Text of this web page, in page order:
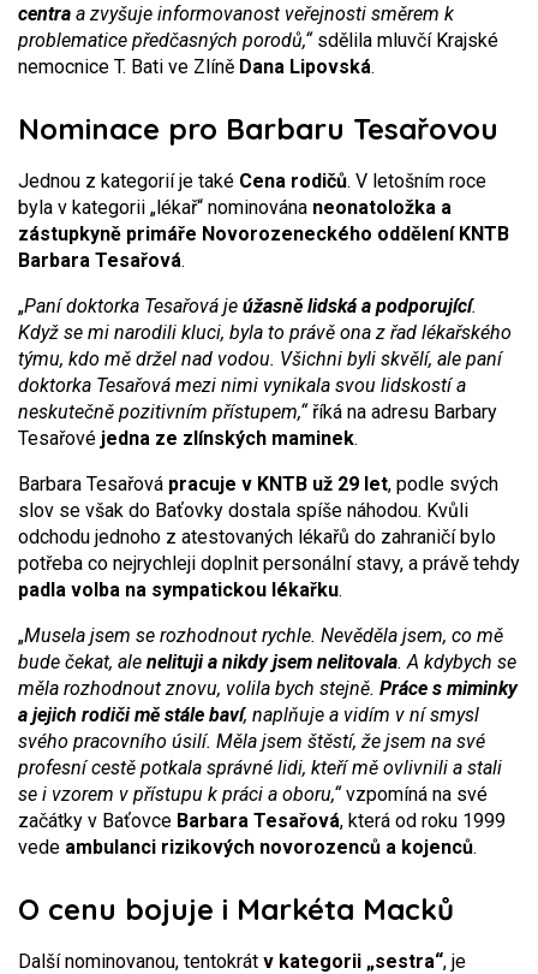
centra a zvyšuje informovanost veřejnosti směrem k
problematice předčasných porodů,“sdělila mluvčí Krajské
nemocnice T. Bati ve Zlíně Dana Lipovská.
Nominace pro Barbaru Tesařovou
Jednou z kategorií je také Cena rodičů. V letošním roce
byla v kategorii „lékař“ nominována neonatoložka a
zástupkyně primáře Novorozeneckého oddělení KNTB
Barbara Tesařová.
„Paní doktorka Tesařová je úžasně lidská a podporující.
Když se mi narodili kluci, byla to právě ona z řad lékařského
týmu, kdo mě držel nad vodou. Všichni byli skvělí, ale paní
doktorka Tesařová mezi nimi vynikala svou lidskostí a
neskutečně pozitivním přístupem,“říká na adresu Barbary
Tesařové jedna ze zlínských maminek.
Barbara Tesařová pracuje v KNTB už 29 let, podle svých
slov se však do Baťovky dostala spíše náhodou. Kvůli
odchodu jednoho z atestovaných lékařů do zahraničí bylo
potřeba co nejrychleji doplnit personální stavy, a právě tehdy
padla volba na sympatickou lékařku.
„Musela jsem se rozhodnout rychle. Nevěděla jsem, co mě
bude čekat, ale nelituji a nikdy jsem nelitovala. A kdybych se
měla rozhodnout znovu, volila bych stejně. Práce s miminky
a jejich rodiči mě stále baví, naplňuje a vidím v ní smysl
svého pracovního úsilí. Měla jsem štěstí, že jsem na své
profesní cestě potkala správné lidi, kteří mě ovlivnili a stali
se i vzorem v přístupu k práci a oboru,“vzpomíná na své
začátky v Baťovce Barbara Tesařová, která od roku 1999
vede ambulanci rizikových novorozenců a kojenců.
O cenu bojuje i Markéta Macků
Další nominovanou, tentokrát v kategorii „sestra“, je